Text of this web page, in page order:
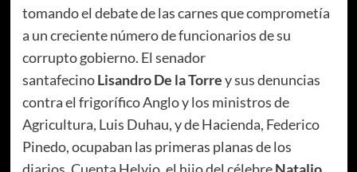
tomando el debate de las carnes que comprometía
a un creciente número de funcionarios de su
corrupto gobierno. El senador
santafecinoLisandro De la Torrey sus denuncias
contra el frigorífico Anglo y los ministros de
Agricultura, Luis Duhau, y de Hacienda, Federico
Pinedo, ocupaban las primeras planas de los